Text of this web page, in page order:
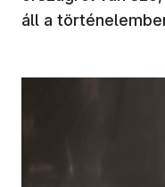
áll a